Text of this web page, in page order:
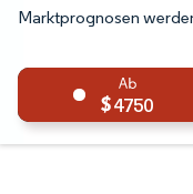
Marktprognosen
4750